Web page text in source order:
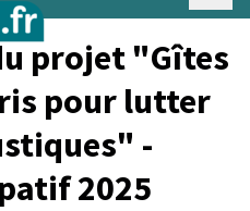
projet "Gîtes
pour lutter
-
2025